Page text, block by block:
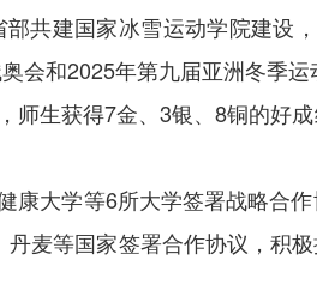
共建国家冰雪运动学院建设
和2025年第九届亚洲冬季
生获得7金、3银、8铜的好
大学等6所大学签署战略合
麦等国家签署合作协议，积